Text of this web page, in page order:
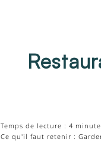
Temps de lecture : 4
Ce qu'il faut retenir :